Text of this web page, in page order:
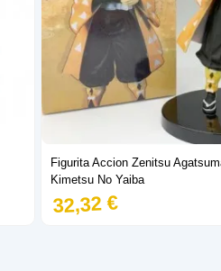
Figurita Accion Zenitsu
Kimetsu No Yaiba
32,32 €